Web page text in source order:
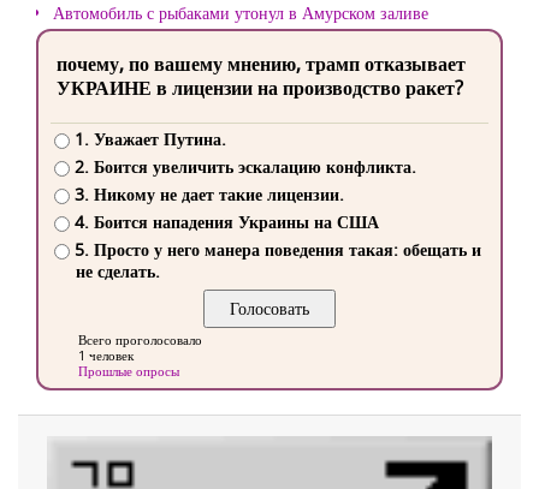
Автомобиль с рыбаками утонул в Амурском заливе
почему, по вашему мнению, трамп отказывает
УКРАИНЕ в лицензии на производство ракет?
1. Уважает Путина.
2. Боится увеличить эскалацию конфликта.
3. Никому не дает такие лицензии.
4. Боится нападения Украины на США
5. Просто у него манера поведения такая: обещать и
не сделать.
Всего проголосовало
1 человек
Прошлые опросы